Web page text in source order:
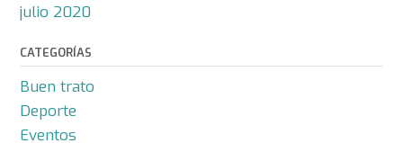
julio 2020
CATEGORÍAS
Buen trato
Deporte
Eventos